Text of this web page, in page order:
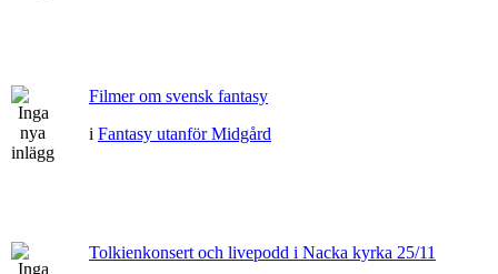
Filmer om svensk fantasy
i Fantasy utanför Midgård
Tolkienkonsert och livepodd i Nacka kyrka 25/11